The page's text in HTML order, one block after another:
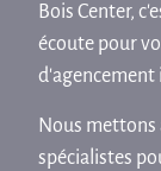
Bois Center,
écoute pour
Nous
spécialistes